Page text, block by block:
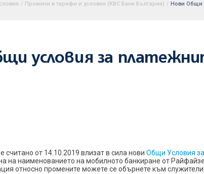
/ Промени в тарифи и условия (KBC Банк България) / Нови Общи
условия за
считано от 14.10.2019 влизат в сила нови Общи Условия
на наименованието на мобилното банкиране от
относно промените можете се обърнете към